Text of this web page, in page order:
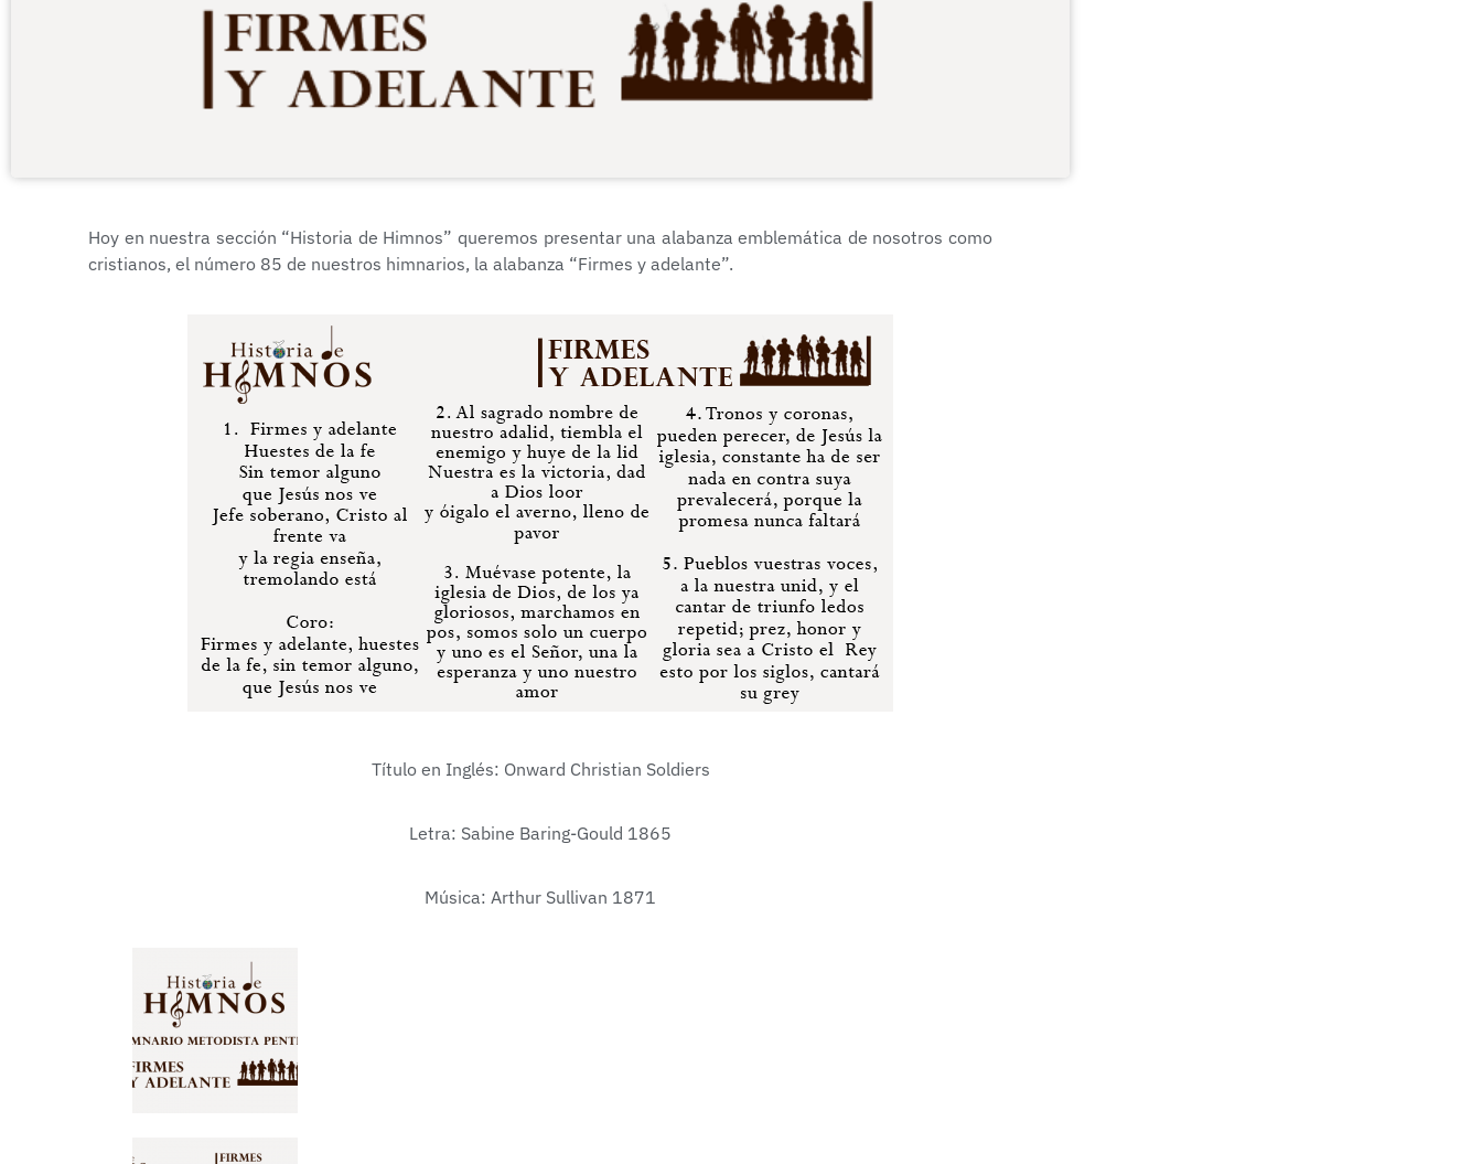
Hoy en nuestra sección “Historia de Himnos” queremos presentar una alabanza emblemática de nosotros como
cristianos, el número 85 de nuestros himnarios, la alabanza “Firmes y adelante”.
Título en Inglés: Onward Christian Soldiers
Letra: Sabine Baring-Gould 1865
Música: Arthur Sullivan 1871